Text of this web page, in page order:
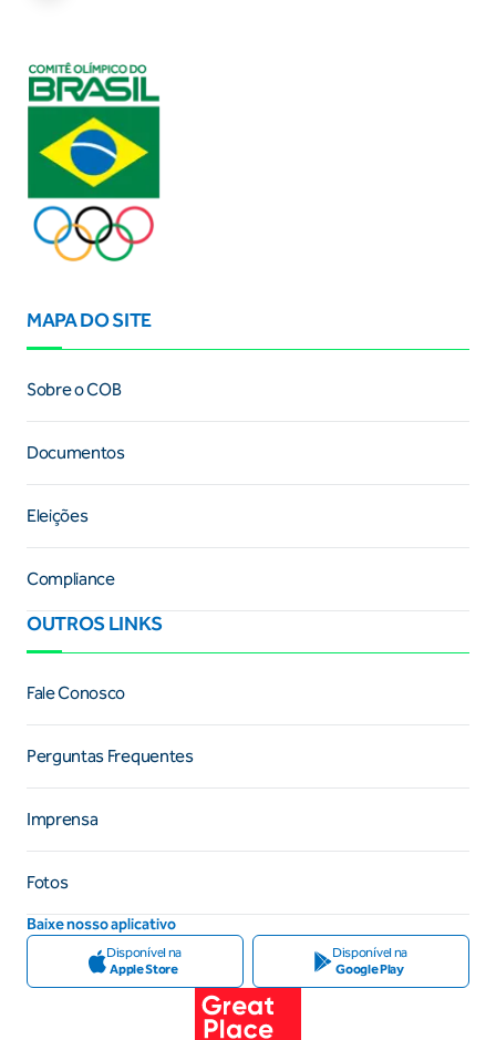
MAPA DO SITE
Sobre o COB
Documentos
Eleições
Compliance
OUTROS LINKS
Fale Conosco
Perguntas Frequentes
Imprensa
Fotos
Baixe nosso aplicativo
Disponível na
Apple Store
Disponível na
Google Play